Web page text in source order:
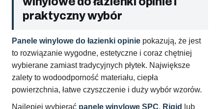
praktyczny wybór
Panele winylowe do łazienki opinie pokazują, że jest
to rozwiązanie wygodne, estetyczne i coraz chętniej
wybierane zamiast tradycyjnych płytek. Największe
zalety to wodoodporność materiału, ciepła
powierzchnia, łatwe czyszczenie i duży wybór wzorów.
Najlepiej wybierać panele winylowe SPC, Rigid
lub